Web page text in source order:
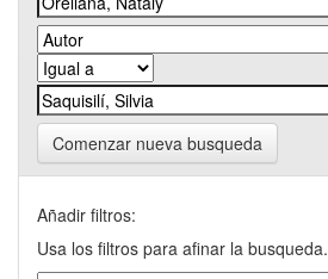
Comenzar nueva busqueda
Añadir filtros:
Usa los filtros para afinar la busqueda.